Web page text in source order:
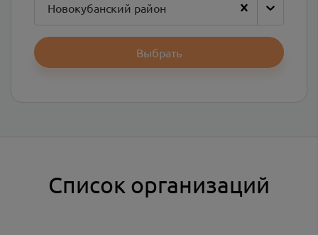
Новокубанский район
Выбрать
Список организаций